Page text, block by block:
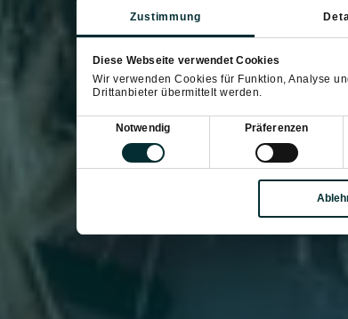
Zustimmung
Diese Webseite verwendet Cookies
Wir verwenden Cookies für Funktion, Analyse
Drittanbieter übermittelt werden.
Einwilligungsauswahl
Notwendig Präferenzen